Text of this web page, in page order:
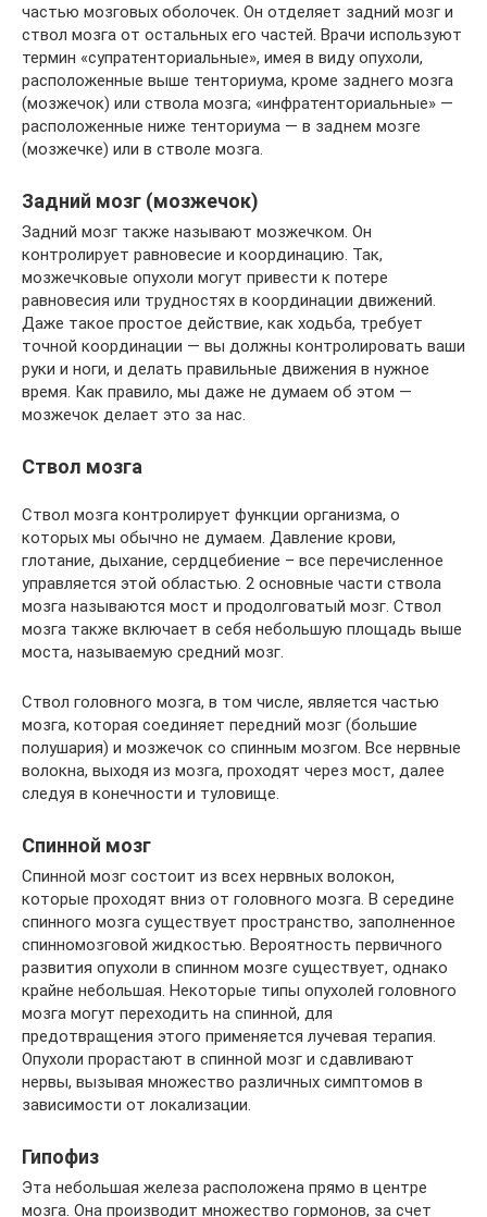
частью мозговых оболочек. Он отделяет задний мозг и
ствол мозга от остальных его частей. Врачи используют
термин «супратенториальные», имея в виду опухоли,
расположенные выше тенториума, кроме заднего мозга
(мозжечок) или ствола мозга; «инфратенториальные» —
расположенные ниже тенториума — в заднем мозге
(мозжечке) или в стволе мозга.
Задний мозг (мозжечок)
Задний мозг также называют мозжечком. Он
контролирует равновесие и координацию. Так,
мозжечковые опухоли могут привести к потере
равновесия или трудностях в координации движений.
Даже такое простое действие, как ходьба, требует
точной координации — вы должны контролировать ваши
руки и ноги, и делать правильные движения в нужное
время. Как правило, мы даже не думаем об этом —
мозжечок делает это за нас.
Ствол мозга
Ствол мозга контролирует функции организма, о
которых мы обычно не думаем. Давление крови,
глотание, дыхание, сердцебиение – все перечисленное
управляется этой областью. 2 основные части ствола
мозга называются мост и продолговатый мозг. Ствол
мозга также включает в себя небольшую площадь выше
моста, называемую средний мозг.
Ствол головного мозга, в том числе, является частью
мозга, которая соединяет передний мозг (большие
полушария) и мозжечок со спинным мозгом. Все нервные
волокна, выходя из мозга, проходят через мост, далее
следуя в конечности и туловище.
Спинной мозг
Спинной мозг состоит из всех нервных волокон,
которые проходят вниз от головного мозга. В середине
спинного мозга существует пространство, заполненное
спинномозговой жидкостью. Вероятность первичного
развития опухоли в спинном мозге существует, однако
крайне небольшая. Некоторые типы опухолей головного
мозга могут переходить на спинной, для
предотвращения этого применяется лучевая терапия.
Опухоли прорастают в спинной мозг и сдавливают
нервы, вызывая множество различных симптомов в
зависимости от локализации.
Гипофиз
Эта небольшая железа расположена прямо в центре
мозга. Она производит множество гормонов, за счет